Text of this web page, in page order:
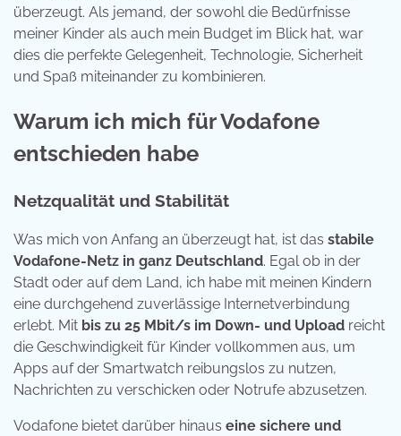
überzeugt. Als jemand, der sowohl die Bedürfnisse
meiner Kinder als auch mein Budget im Blick hat, war
dies die perfekte Gelegenheit, Technologie, Sicherheit
und Spaß miteinander zu kombinieren.
Warum ich mich für Vodafone
entschieden habe
Netzqualität und Stabilität
Was mich von Anfang an überzeugt hat, ist das stabile
Vodafone-Netz in ganz Deutschland. Egal ob in der
Stadt oder auf dem Land, ich habe mit meinen Kindern
eine durchgehend zuverlässige Internetverbindung
erlebt. Mit bis zu 25 Mbit/s im Down- und Upload reicht
die Geschwindigkeit für Kinder vollkommen aus, um
Apps auf der Smartwatch reibungslos zu nutzen,
Nachrichten zu verschicken oder Notrufe abzusetzen.
Vodafone bietet darüber hinaus eine sichere und